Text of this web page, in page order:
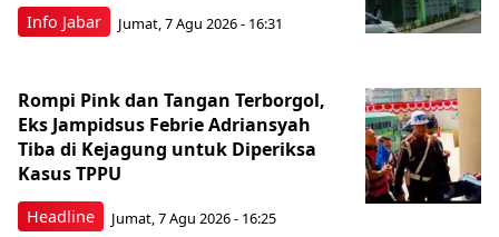
Info Jabar Jumat, 7 Agu 2026 - 16:31
Headline
Rompi Pink dan Tangan Terborgol,
Eks Jampidsus Febrie Adriansyah
Tiba di Kejagung untuk Diperiksa
Kasus TPPU
Jumat, 7 Agu 2026 - 16:25